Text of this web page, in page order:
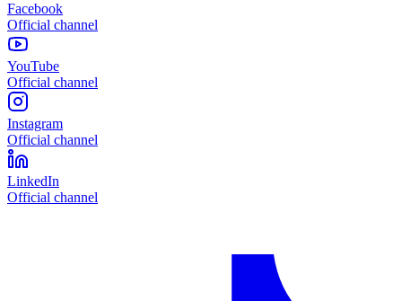
Facebook
Official channel
YouTube
Official channel
Instagram
Official channel
LinkedIn
Official channel